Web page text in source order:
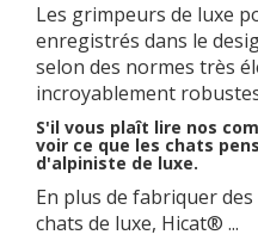
Les grimpeurs de luxe
enregistrés dans le
selon des normes très
incroyablement
S'il vous plaît lire nos
voir ce que les chats
d'alpiniste de luxe.
En plus de fabriquer
chats de luxe, Hicat® ...